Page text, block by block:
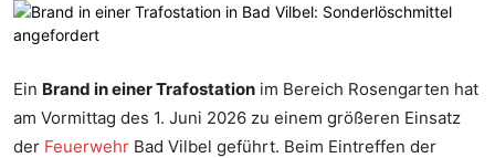
Ein Brand in einer Trafostation im Bereich Rosengarten hat
am Vormittag des 1. Juni 2026 zu einem größeren Einsatz
der Feuerwehr Bad Vilbel geführt. Beim Eintreffen der